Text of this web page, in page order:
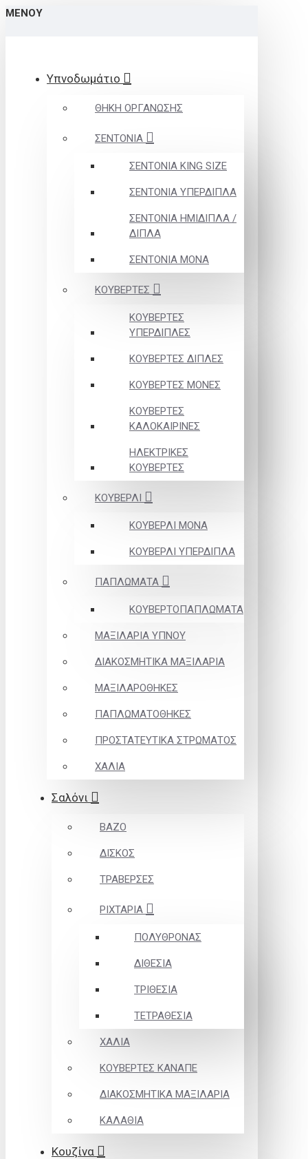
ΜΕΝΟΎ
Υπνοδωμάτιο
ΘΗΚΗ ΟΡΓΑΝΩΣΗΣ
ΣΕΝΤΟΝΙΑ
ΣΕΝΤΟΝΙΑ KING SIZE
ΣΕΝΤΟΝΙΑ ΥΠΕΡΔΙΠΛΑ
ΣΕΝΤΟΝΙΑ ΗΜΙΔΙΠΛΑ /
ΔΙΠΛΑ
ΣΕΝΤΟΝΙΑ ΜΟΝΑ
ΚΟΥΒΕΡΤΕΣ
ΚΟΥΒΕΡΤΕΣ
ΥΠΕΡΔΙΠΛΕΣ
ΚΟΥΒΕΡΤΕΣ ΔΙΠΛΕΣ
ΚΟΥΒΕΡΤΕΣ ΜΟΝΕΣ
ΚΟΥΒΕΡΤΕΣ
ΚΑΛΟΚΑΙΡΙΝΕΣ
ΗΛΕΚΤΡΙΚΕΣ
ΚΟΥΒΕΡΤΕΣ
ΚΟΥΒΕΡΛΙ
ΚΟΥΒΕΡΛΙ ΜΟΝΑ
ΚΟΥΒΕΡΛΙ ΥΠΕΡΔΙΠΛΑ
ΠΑΠΛΩΜΑΤΑ
ΚΟΥΒΕΡΤΟΠΑΠΛΩΜΑΤΑ
ΜΑΞΙΛΑΡΙΑ ΥΠΝΟΥ
ΔΙΑΚΟΣΜΗΤΙΚΑ ΜΑΞΙΛΑΡΙΑ
ΜΑΞΙΛΑΡΟΘΗΚΕΣ
ΠΑΠΛΩΜΑΤΟΘΗΚΕΣ
ΠΡΟΣΤΑΤΕΥΤΙΚΑ ΣΤΡΩΜΑΤΟΣ
ΧΑΛΙΑ
Σαλόνι
ΒΑΖΟ
ΔΙΣΚΟΣ
ΤΡΑΒΕΡΣΕΣ
ΡΙΧΤΑΡΙΑ
ΠΟΛΥΘΡΟΝΑΣ
ΔΙΘΕΣΙΑ
ΤΡΙΘΕΣΙΑ
ΤΕΤΡΑΘΕΣΙΑ
ΧΑΛΙΑ
ΚΟΥΒΕΡΤΕΣ ΚΑΝΑΠΕ
ΔΙΑΚΟΣΜΗΤΙΚΑ ΜΑΞΙΛΑΡΙΑ
ΚΑΛΑΘΙΑ
Κουζίνα